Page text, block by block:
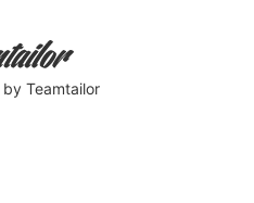
by Teamtailor